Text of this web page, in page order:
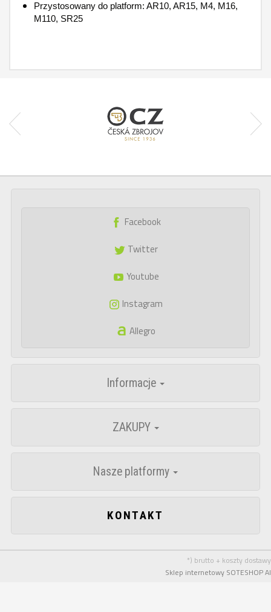
Przystosowany do platform: AR10, AR15, M4, M16,
M110, SR25
Facebook
Twitter
Youtube
Instagram
Allegro
Informacje
ZAKUPY
Nasze platformy
KONTAKT
*) brutto + koszty dostawy
Sklep internetowy SOTESHOP AI